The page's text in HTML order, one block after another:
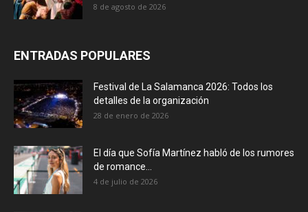
8 de agosto de 2026
ENTRADAS POPULARES
Festival de La Salamanca 2026: Todos los
detalles de la organización
28 de enero de 2026
El día que Sofía Martínez habló de los rumores
de romance...
4 de julio de 2026